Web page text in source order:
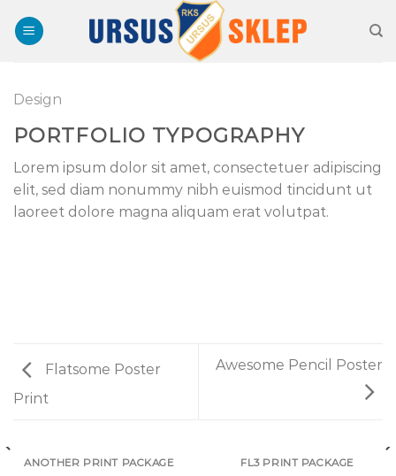
Design
PORTFOLIO TYPOGRAPHY
Lorem ipsum dolor sit amet, consectetuer adipiscing
elit, sed diam nonummy nibh euismod tincidunt ut
laoreet dolore magna aliquam erat volutpat.
Flatsome Poster
Print
Awesome Pencil Poster
ANOTHER PRINT PACKAGE FL3 PRINT PACKAGE